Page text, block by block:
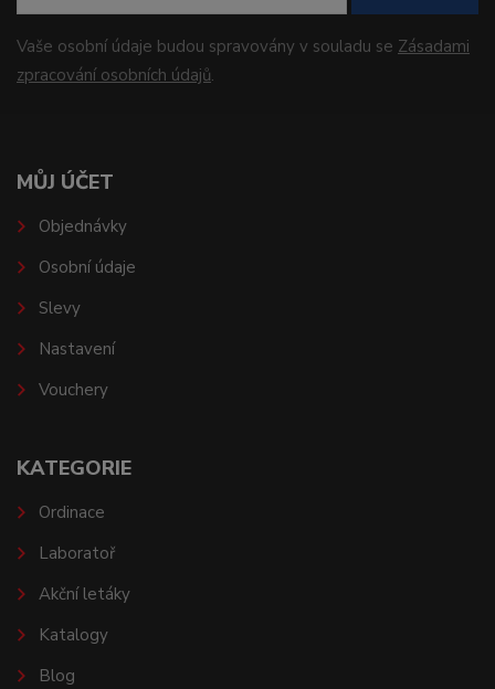
Vaše osobní údaje budou spravovány v souladu se Zásadami
zpracování osobních údajů.
MŮJ ÚČET
Objednávky
Osobní údaje
Slevy
Nastavení
Vouchery
KATEGORIE
Ordinace
Laboratoř
Akční letáky
Katalogy
Blog